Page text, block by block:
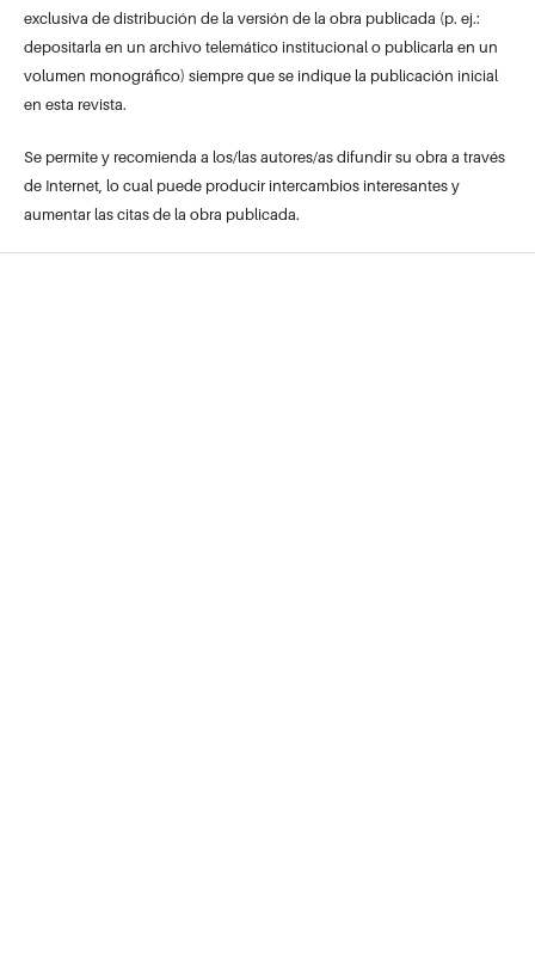
exclusiva de distribución de la versión de la obra publicada (p. ej.:
depositarla en un archivo telemático institucional o publicarla en un
volumen monográfico) siempre que se indique la publicación inicial
en esta revista.
Se permite y recomienda a los/las autores/as difundir su obra a través
de Internet, lo cual puede producir intercambios interesantes y
aumentar las citas de la obra publicada.